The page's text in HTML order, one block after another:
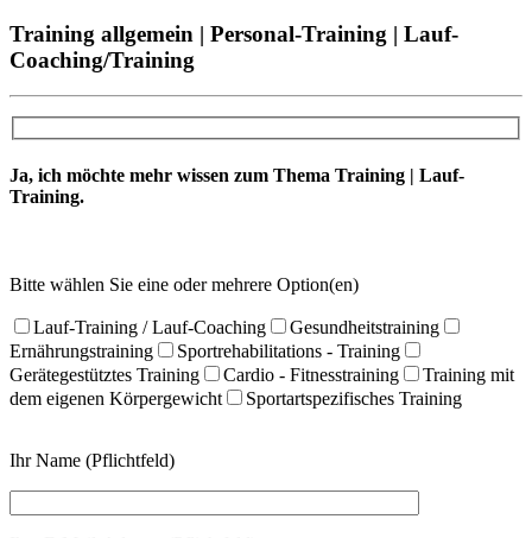
Training allgemein | Personal-Training | Lauf-
Coaching/Training
Ja, ich möchte mehr wissen zum Thema Training | Lauf-
Training.
Bitte wählen Sie eine oder mehrere Option(en)
Lauf-Training / Lauf-Coaching
Gesundheitstraining
Ernährungstraining
Sportrehabilitations - Training
Gerätegestütztes Training
Cardio - Fitnesstraining
Training mit
dem eigenen Körpergewicht
Sportartspezifisches Training
Ihr Name (Pflichtfeld)